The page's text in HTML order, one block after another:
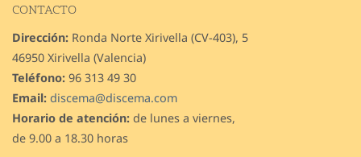
CONTACTO
Dirección: Ronda Norte Xirivella (CV-403), 5
46950 Xirivella (Valencia)
Teléfono: 96 313 49 30
Email: discema@discema.com
Horario de atención: de lunes a viernes,
de 9.00 a 18.30 horas